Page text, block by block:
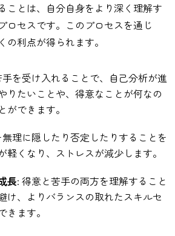
ことは、自分自身をより深く理解す
ロセスです。このプロセスを通じ
の利点が得られます。
手を受け入れることで、自己分析が進
りたいことや、得意なことが何なの
ができます。
無理に隠したり否定したりすることを
軽くなり、ストレスが減少します。
長: 得意と苦手の両方を理解すること
け、よりバランスの取れたスキルセ
きます。